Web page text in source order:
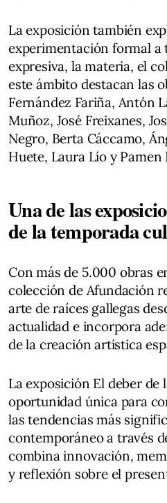
La exposición también
experimentación formal a
expresiva, la materia, el
este ámbito destacan las
Fernández Fariña, Antón
Muñoz, José Freixanes,
Negro, Berta Cáccamo,
Huete, Laura Lío y Pamen
Una de las
de la temporada
Con más de 5.000 obras
colección de Afundación
arte de raíces gallegas
actualidad e incorpora
de la creación artística
La exposición El deber de
oportunidad única para
las tendencias más
contemporáneo a través
combina innovación,
y reflexión sobre el